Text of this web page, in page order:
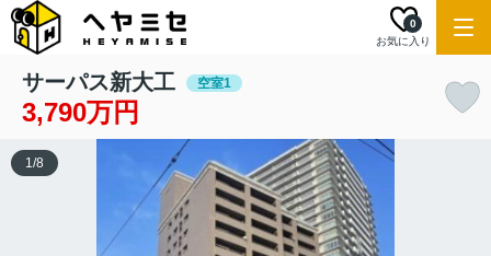
お気に入り
0
サーパス新大工 空室1
3,790万円
1/8